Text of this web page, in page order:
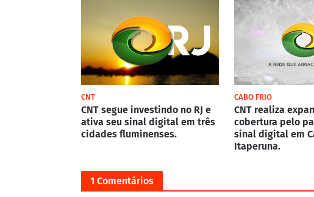
CNT
CNT segue investindo no RJ e
ativa seu sinal digital em três
cidades fluminenses.
CABO FRIO
CNT realiza
cobertura pelo
sinal digital em
Itaperuna.
1 Comentários